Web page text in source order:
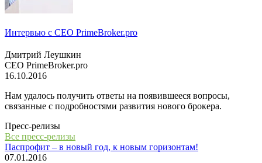
Интервью с СЕО PrimeBroker.pro
Дмитрий Леушкин
СЕО PrimeBroker.pro
16.10.2016
Нам удалось получить ответы на появившееся вопросы,
связанные с подробностями развития нового брокера.
Пресс-релизы
Все пресс-релизы
Паспрофит – в новый год, к новым горизонтам!
07.01.2016